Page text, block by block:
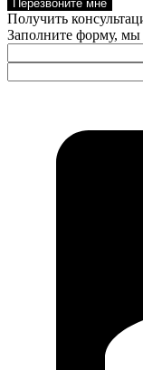
Перезвоните мне
Получить
Заполните форму, мы